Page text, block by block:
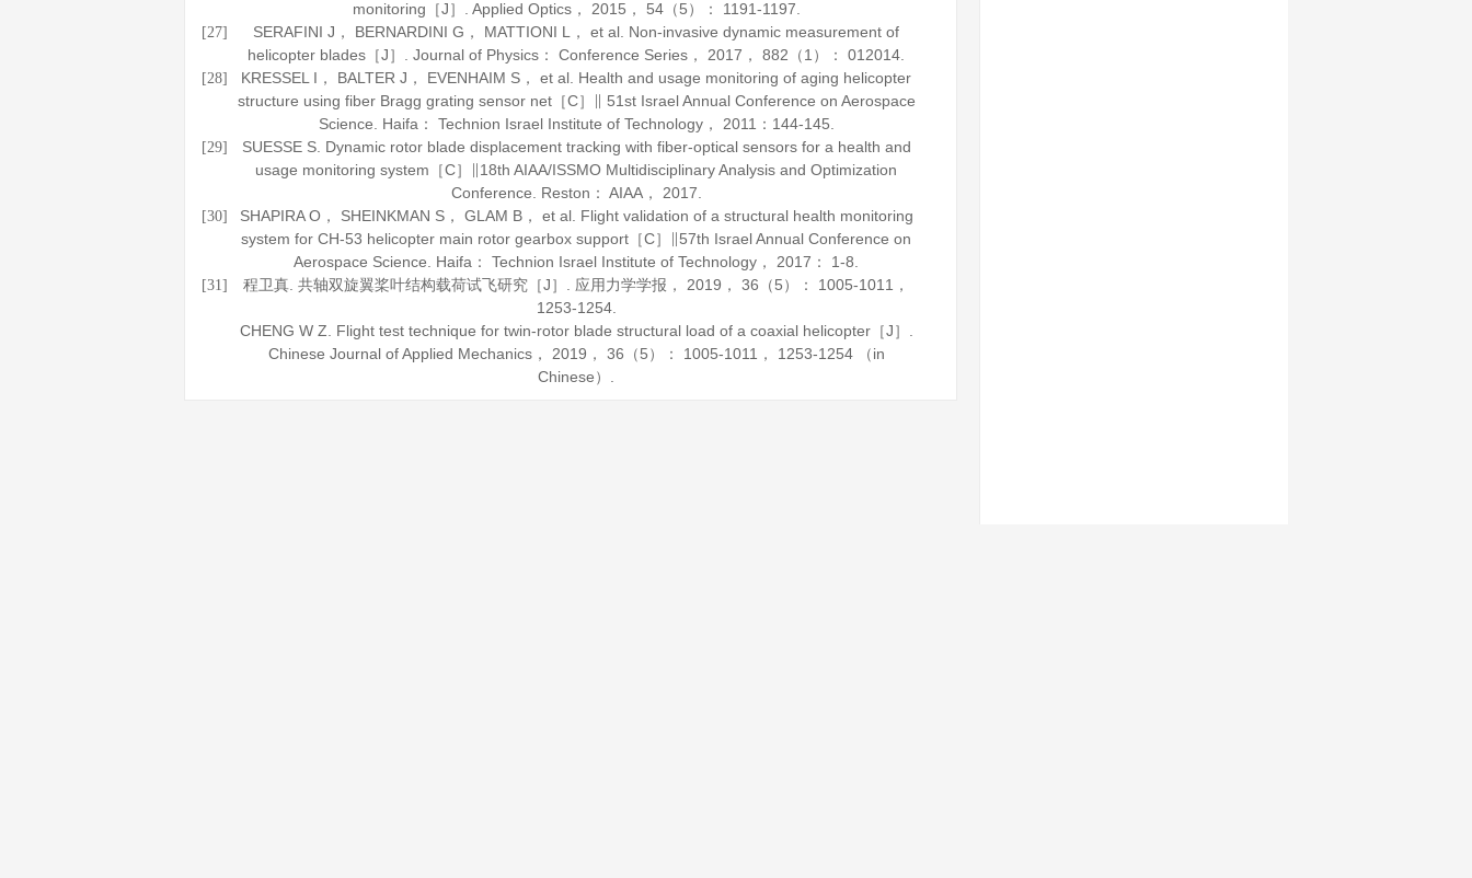
monitoring［J］. Applied Optics， 2015 ， 54（5）： 1191-1197.
[27]
SERAFINI J， BERNARDINI G， MATTIONI L， et al. Non-invasive dynamic measurement of
helicopter blades［J］. Journal of Physics： Conference Series ， 2017 ， 882 （1）： 012014.
[28]
KRESSEL I， BALTER J， EVENHAIM S， et al. Health and usage monitoring of aging helicopter
structure using fiber Bragg grating sensor net［C］∥ 51st Israel Annual Conference on Aerospace
Science. Haifa： Technion Israel Institute of Technology， 2011 ：144-145.
[29]
SUESSE S. Dynamic rotor blade displacement tracking with fiber-optical sensors for a health and
usage monitoring system［C］∥18th AIAA/ISSMO Multidisciplinary Analysis and Optimization
Conference. Reston： AIAA， 2017
[30]
SHAPIRA O， SHEINKMAN S， GLAM B， et al. Flight validation of a structural health monitoring
system for CH-53 helicopter main rotor gearbox support［C］∥57th Israel Annual Conference on
Aerospace Science. Haifa： Technion Israel Institute of Technology， 2017 ： 1-8.
[31] 程卫真. 共轴双旋翼桨叶结构载荷试飞研究［J］. 应用力学学报 ， 2019 ， 36 （5）： 1005-1011，
1253-1254.
CHENG W Z. Flight test technique for twin-rotor blade structural load of a coaxial helicopter［J］.
Chinese Journal of Applied Mechanics， 2019 ， 36 （5）： 1005-1011， 1253-1254 （in
Chinese）.